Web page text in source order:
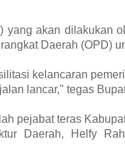
yang akan dilakukan
Daerah (OPD)
kelancaran
lancar," tegas
pejabat teras
Daerah, Helfy